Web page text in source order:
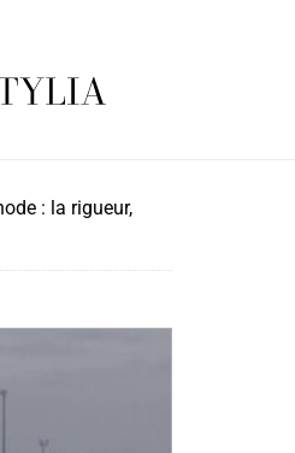
: la rigueur,